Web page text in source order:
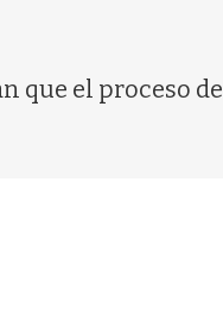
que el proceso de